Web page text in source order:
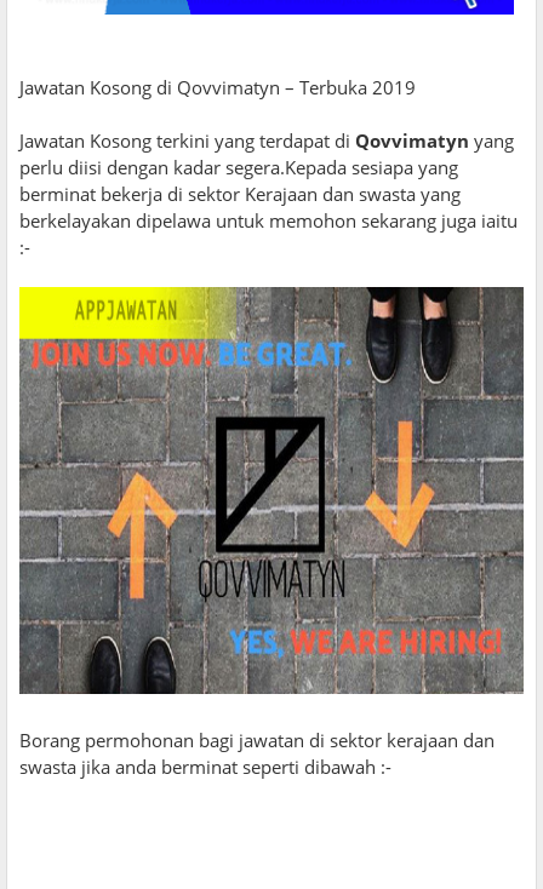
Jawatan Kosong di Qovvimatyn – Terbuka 2019
Jawatan Kosong terkini yang terdapat di Qovvimatyn yang
perlu diisi dengan kadar segera.Kepada sesiapa yang
berminat bekerja di sektor Kerajaan dan swasta yang
berkelayakan dipelawa untuk memohon sekarang juga iaitu
:-
Borang permohonan bagi jawatan di sektor kerajaan dan
swasta jika anda berminat seperti dibawah :-